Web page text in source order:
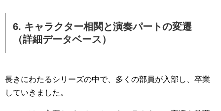
6. キャラクター相関と演奏パートの変遷
（詳細データベース）
長きにわたるシリーズの中で、多くの部員が入部し、卒業
していきました。